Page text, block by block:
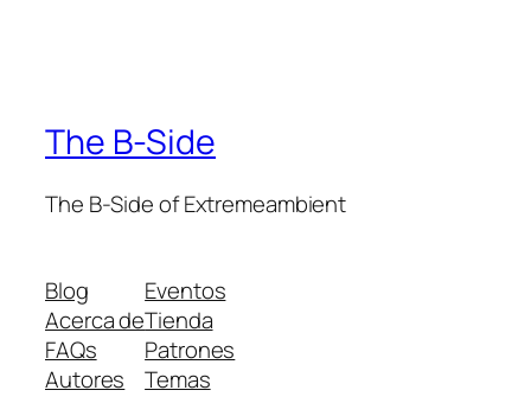
The B-Side
The B-Side of Extremeambient
Blog
Acerca de
FAQs
Autores
Eventos
Tienda
Patrones
Temas